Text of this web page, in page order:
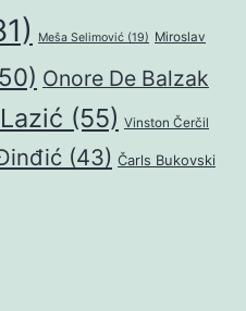
Meša Selimović (19) Miroslav
Onore De Balzak
(55) Vinston Čerčil
(43) Čarls Bukovski